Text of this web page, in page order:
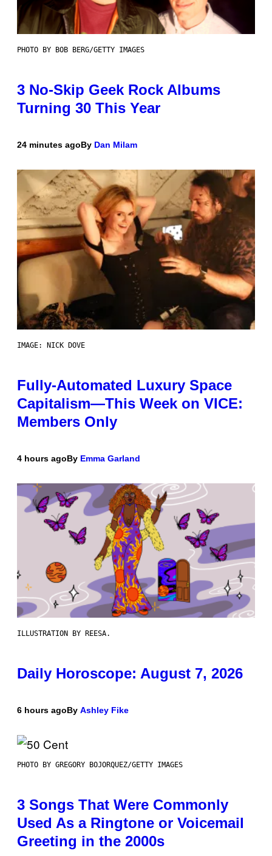
PHOTO BY BOB BERG/GETTY IMAGES
3 No-Skip Geek Rock Albums
Turning 30 This Year
24 minutes agoBy Dan Milam
IMAGE: NICK DOVE
Fully-Automated Luxury Space
Capitalism—This Week on VICE:
Members Only
4 hours agoBy Emma Garland
ILLUSTRATION BY REESA.
Daily Horoscope: August 7, 2026
6 hours agoBy Ashley Fike
PHOTO BY GREGORY BOJORQUEZ/GETTY IMAGES
3 Songs That Were Commonly
Used As a Ringtone or Voicemail
Greeting in the 2000s